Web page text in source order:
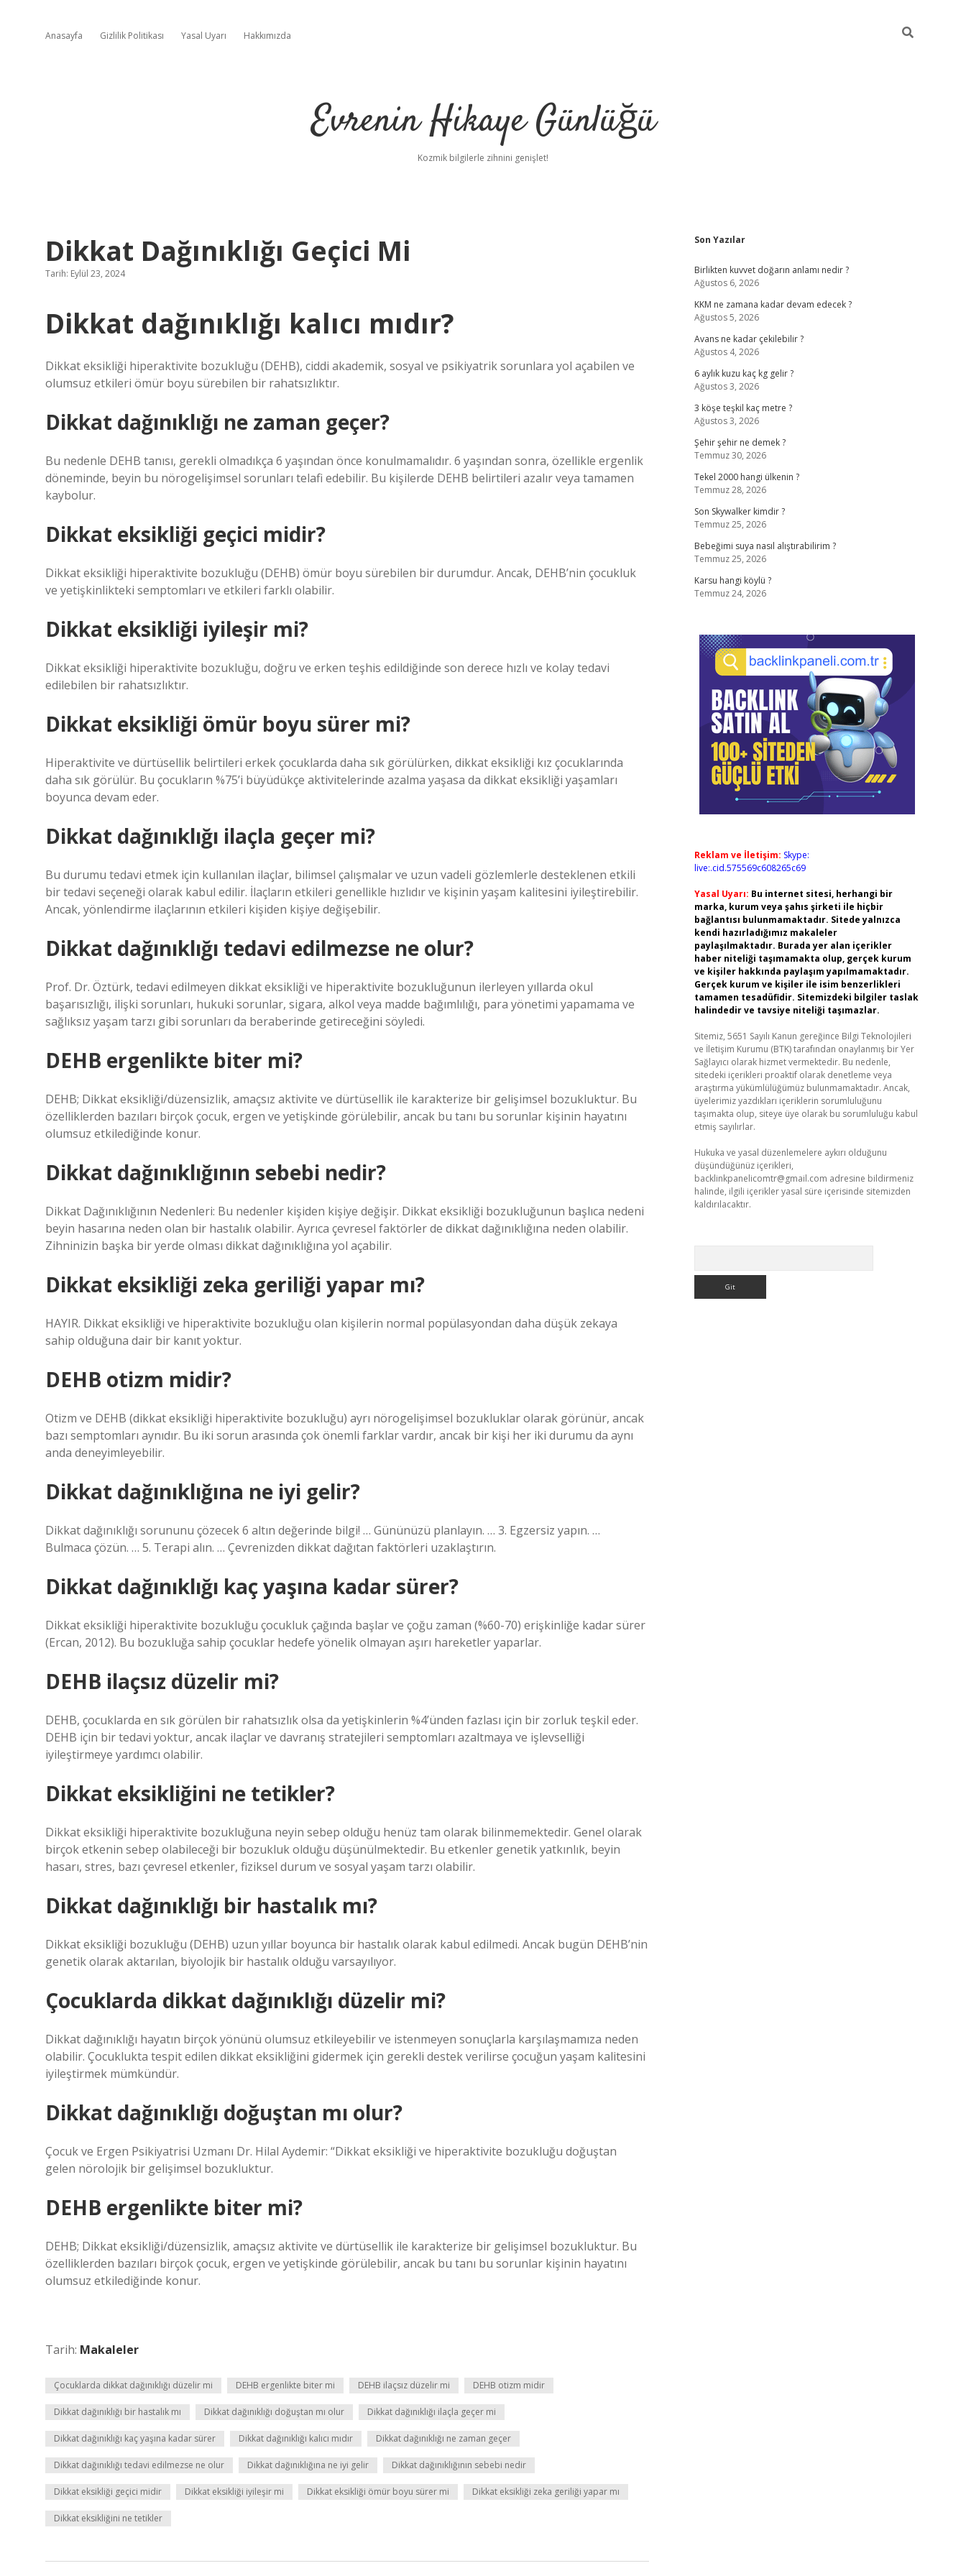
Anasayfa Gizlilik Politikası Yasal Uyarı Hakkımızda
Evrenin Hikaye Günlüğü
Kozmik bilgilerle zihnini genişlet!
Dikkat Dağınıklığı Geçici Mi
Tarih: Eylül 23, 2024
Dikkat dağınıklığı kalıcı mıdır?
Dikkat eksikliği hiperaktivite bozukluğu (DEHB), ciddi akademik, sosyal ve psikiyatrik sorunlara yol açabilen ve
olumsuz etkileri ömür boyu sürebilen bir rahatsızlıktır.
Dikkat dağınıklığı ne zaman geçer?
Bu nedenle DEHB tanısı, gerekli olmadıkça 6 yaşından önce konulmamalıdır. 6 yaşından sonra, özellikle ergenlik
döneminde, beyin bu nörogelişimsel sorunları telafi edebilir. Bu kişilerde DEHB belirtileri azalır veya tamamen
kaybolur.
Dikkat eksikliği geçici midir?
Dikkat eksikliği hiperaktivite bozukluğu (DEHB) ömür boyu sürebilen bir durumdur. Ancak, DEHB’nin çocukluk
ve yetişkinlikteki semptomları ve etkileri farklı olabilir.
Dikkat eksikliği iyileşir mi?
Dikkat eksikliği hiperaktivite bozukluğu, doğru ve erken teşhis edildiğinde son derece hızlı ve kolay tedavi
edilebilen bir rahatsızlıktır.
Dikkat eksikliği ömür boyu sürer mi?
Hiperaktivite ve dürtüsellik belirtileri erkek çocuklarda daha sık görülürken, dikkat eksikliği kız çocuklarında
daha sık görülür. Bu çocukların %75’i büyüdükçe aktivitelerinde azalma yaşasa da dikkat eksikliği yaşamları
boyunca devam eder.
Dikkat dağınıklığı ilaçla geçer mi?
Bu durumu tedavi etmek için kullanılan ilaçlar, bilimsel çalışmalar ve uzun vadeli gözlemlerle desteklenen etkili
bir tedavi seçeneği olarak kabul edilir. İlaçların etkileri genellikle hızlıdır ve kişinin yaşam kalitesini iyileştirebilir.
Ancak, yönlendirme ilaçlarının etkileri kişiden kişiye değişebilir.
Dikkat dağınıklığı tedavi edilmezse ne olur?
Prof. Dr. Öztürk, tedavi edilmeyen dikkat eksikliği ve hiperaktivite bozukluğunun ilerleyen yıllarda okul
başarısızlığı, ilişki sorunları, hukuki sorunlar, sigara, alkol veya madde bağımlılığı, para yönetimi yapamama ve
sağlıksız yaşam tarzı gibi sorunları da beraberinde getireceğini söyledi.
DEHB ergenlikte biter mi?
DEHB; Dikkat eksikliği/düzensizlik, amaçsız aktivite ve dürtüsellik ile karakterize bir gelişimsel bozukluktur. Bu
özelliklerden bazıları birçok çocuk, ergen ve yetişkinde görülebilir, ancak bu tanı bu sorunlar kişinin hayatını
olumsuz etkilediğinde konur.
Dikkat dağınıklığının sebebi nedir?
Dikkat Dağınıklığının Nedenleri: Bu nedenler kişiden kişiye değişir. Dikkat eksikliği bozukluğunun başlıca nedeni
beyin hasarına neden olan bir hastalık olabilir. Ayrıca çevresel faktörler de dikkat dağınıklığına neden olabilir.
Zihninizin başka bir yerde olması dikkat dağınıklığına yol açabilir.
Dikkat eksikliği zeka geriliği yapar mı?
HAYIR. Dikkat eksikliği ve hiperaktivite bozukluğu olan kişilerin normal popülasyondan daha düşük zekaya
sahip olduğuna dair bir kanıt yoktur.
DEHB otizm midir?
Otizm ve DEHB (dikkat eksikliği hiperaktivite bozukluğu) ayrı nörogelişimsel bozukluklar olarak görünür, ancak
bazı semptomları aynıdır. Bu iki sorun arasında çok önemli farklar vardır, ancak bir kişi her iki durumu da aynı
anda deneyimleyebilir.
Dikkat dağınıklığına ne iyi gelir?
Dikkat dağınıklığı sorununu çözecek 6 altın değerinde bilgi! … Gününüzü planlayın. … 3. Egzersiz yapın. …
Bulmaca çözün. … 5. Terapi alın. … Çevrenizden dikkat dağıtan faktörleri uzaklaştırın.
Dikkat dağınıklığı kaç yaşına kadar sürer?
Dikkat eksikliği hiperaktivite bozukluğu çocukluk çağında başlar ve çoğu zaman (%60-70) erişkinliğe kadar sürer
(Ercan, 2012). Bu bozukluğa sahip çocuklar hedefe yönelik olmayan aşırı hareketler yaparlar.
DEHB ilaçsız düzelir mi?
DEHB, çocuklarda en sık görülen bir rahatsızlık olsa da yetişkinlerin %4’ünden fazlası için bir zorluk teşkil eder.
DEHB için bir tedavi yoktur, ancak ilaçlar ve davranış stratejileri semptomları azaltmaya ve işlevselliği
iyileştirmeye yardımcı olabilir.
Dikkat eksikliğini ne tetikler?
Dikkat eksikliği hiperaktivite bozukluğuna neyin sebep olduğu henüz tam olarak bilinmemektedir. Genel olarak
birçok etkenin sebep olabileceği bir bozukluk olduğu düşünülmektedir. Bu etkenler genetik yatkınlık, beyin
hasarı, stres, bazı çevresel etkenler, fiziksel durum ve sosyal yaşam tarzı olabilir.
Dikkat dağınıklığı bir hastalık mı?
Dikkat eksikliği bozukluğu (DEHB) uzun yıllar boyunca bir hastalık olarak kabul edilmedi. Ancak bugün DEHB’nin
genetik olarak aktarılan, biyolojik bir hastalık olduğu varsayılıyor.
Çocuklarda dikkat dağınıklığı düzelir mi?
Dikkat dağınıklığı hayatın birçok yönünü olumsuz etkileyebilir ve istenmeyen sonuçlarla karşılaşmamıza neden
olabilir. Çocuklukta tespit edilen dikkat eksikliğini gidermek için gerekli destek verilirse çocuğun yaşam kalitesini
iyileştirmek mümkündür.
Dikkat dağınıklığı doğuştan mı olur?
Çocuk ve Ergen Psikiyatrisi Uzmanı Dr. Hilal Aydemir: “Dikkat eksikliği ve hiperaktivite bozukluğu doğuştan
gelen nörolojik bir gelişimsel bozukluktur.
DEHB ergenlikte biter mi?
DEHB; Dikkat eksikliği/düzensizlik, amaçsız aktivite ve dürtüsellik ile karakterize bir gelişimsel bozukluktur. Bu
özelliklerden bazıları birçok çocuk, ergen ve yetişkinde görülebilir, ancak bu tanı bu sorunlar kişinin hayatını
olumsuz etkilediğinde konur.
Tarih: Makaleler
Çocuklarda dikkat dağınıklığı düzelir mi DEHB ergenlikte biter mi DEHB ilaçsız düzelir mi DEHB otizm midir
Dikkat dağınıklığı bir hastalık mı Dikkat dağınıklığı doğuştan mı olur Dikkat dağınıklığı ilaçla geçer mi
Dikkat dağınıklığı kaç yaşına kadar sürer Dikkat dağınıklığı kalıcı mıdır Dikkat dağınıklığı ne zaman geçer
Dikkat dağınıklığı tedavi edilmezse ne olur Dikkat dağınıklığına ne iyi gelir Dikkat dağınıklığının sebebi nedir
Dikkat eksikliği geçici midir Dikkat eksikliği iyileşir mi Dikkat eksikliği ömür boyu sürer mi Dikkat eksikliği zeka geriliği yapar mı
Dikkat eksikliğini ne tetikler
Sidebar
Son Yazılar
Birlikten kuvvet doğarın anlamı nedir ?
Ağustos 6, 2026
KKM ne zamana kadar devam edecek ?
Ağustos 5, 2026
Avans ne kadar çekilebilir ?
Ağustos 4, 2026
6 aylık kuzu kaç kg gelir ?
Ağustos 3, 2026
3 köşe teşkil kaç metre ?
Ağustos 3, 2026
Şehir şehir ne demek ?
Temmuz 30, 2026
Tekel 2000 hangi ülkenin ?
Temmuz 28, 2026
Son Skywalker kimdir ?
Temmuz 25, 2026
Bebeğimi suya nasıl alıştırabilirim ?
Temmuz 25, 2026
Karsu hangi köylü ?
Temmuz 24, 2026
Reklam ve İletişim: Skype:
live:.cid.575569c608265c69
Yasal Uyarı: Bu internet sitesi, herhangi bir
marka, kurum veya şahıs şirketi ile hiçbir
bağlantısı bulunmamaktadır. Sitede yalnızca
kendi hazırladığımız makaleler
paylaşılmaktadır. Burada yer alan içerikler
haber niteliği taşımamakta olup, gerçek kurum
ve kişiler hakkında paylaşım yapılmamaktadır.
Gerçek kurum ve kişiler ile isim benzerlikleri
tamamen tesadüfidir. Sitemizdeki bilgiler taslak
halindedir ve tavsiye niteliği taşımazlar.
Sitemiz, 5651 Sayılı Kanun gereğince Bilgi Teknolojileri
ve İletişim Kurumu (BTK) tarafından onaylanmış bir Yer
Sağlayıcı olarak hizmet vermektedir. Bu nedenle,
sitedeki içerikleri proaktif olarak denetleme veya
araştırma yükümlülüğümüz bulunmamaktadır. Ancak,
üyelerimiz yazdıkları içeriklerin sorumluluğunu
taşımakta olup, siteye üye olarak bu sorumluluğu kabul
etmiş sayılırlar.
Hukuka ve yasal düzenlemelere aykırı olduğunu
düşündüğünüz içerikleri,
backlinkpanelicomtr@gmail.com adresine bildirmeniz
halinde, ilgili içerikler yasal süre içerisinde sitemizden
kaldırılacaktır.